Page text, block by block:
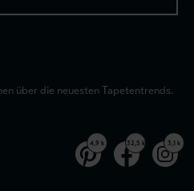
über die neuesten Tapetentrends.
4,9 k 32,5 k 3,1 k